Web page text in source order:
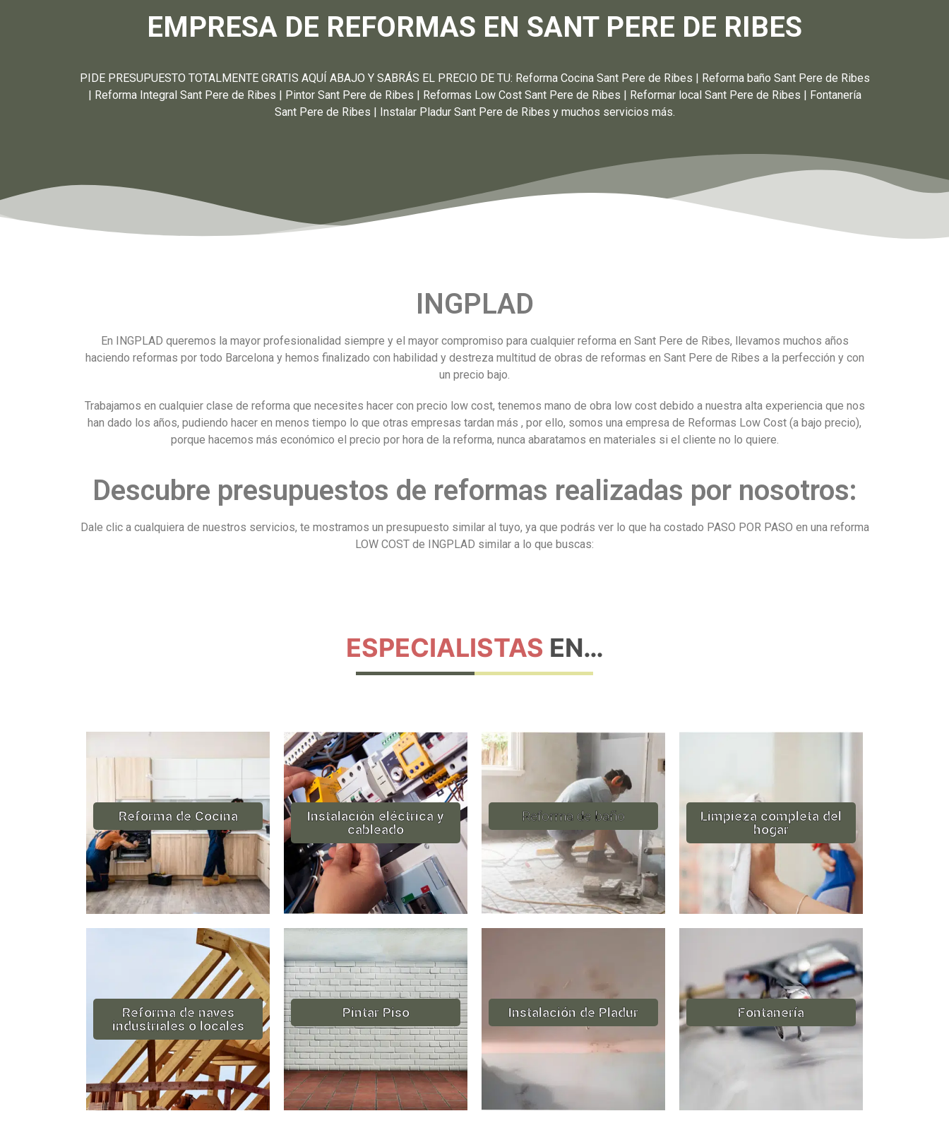
EMPRESA DE REFORMAS EN SANT PERE DE RIBES
PIDE PRESUPUESTO TOTALMENTE GRATIS AQUÍ ABAJO Y SABRÁS EL PRECIO DE TU: Reforma Cocina Sant Pere de Ribes | Reforma baño Sant Pere de Ribes
| Reforma Integral Sant Pere de Ribes | Pintor Sant Pere de Ribes | Reformas Low Cost Sant Pere de Ribes | Reformar local Sant Pere de Ribes | Fontanería
Sant Pere de Ribes | Instalar Pladur Sant Pere de Ribes y muchos servicios más.
INGPLAD
En INGPLAD queremos la mayor profesionalidad siempre y el mayor compromiso para cualquier reforma en Sant Pere de Ribes, llevamos muchos años
haciendo reformas por todo Barcelona y hemos finalizado con habilidad y destreza multitud de obras de reformas en Sant Pere de Ribes a la perfección y con
un precio bajo.
Trabajamos en cualquier clase de reforma que necesites hacer con precio low cost, tenemos mano de obra low cost debido a nuestra alta experiencia que nos
han dado los años, pudiendo hacer en menos tiempo lo que otras empresas tardan más , por ello, somos una empresa de Reformas Low Cost (a bajo precio),
porque hacemos más económico el precio por hora de la reforma, nunca abaratamos en materiales si el cliente no lo quiere.
Descubre presupuestos de reformas realizadas por nosotros:
Dale clic a cualquiera de nuestros servicios, te mostramos un presupuesto similar al tuyo, ya que podrás ver lo que ha costado PASO POR PASO en una reforma
LOW COST de INGPLAD similar a lo que buscas:
ESPECIALISTAS EN…
Reforma de Cocina
Instalación eléctrica y
cableado
Reforma de baño
Limpieza completa del
hogar
Reforma de naves
industriales o locales
Pintar Piso Instalación de Pladur Fontanería